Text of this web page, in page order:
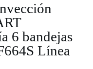
6 bandejas
Línea